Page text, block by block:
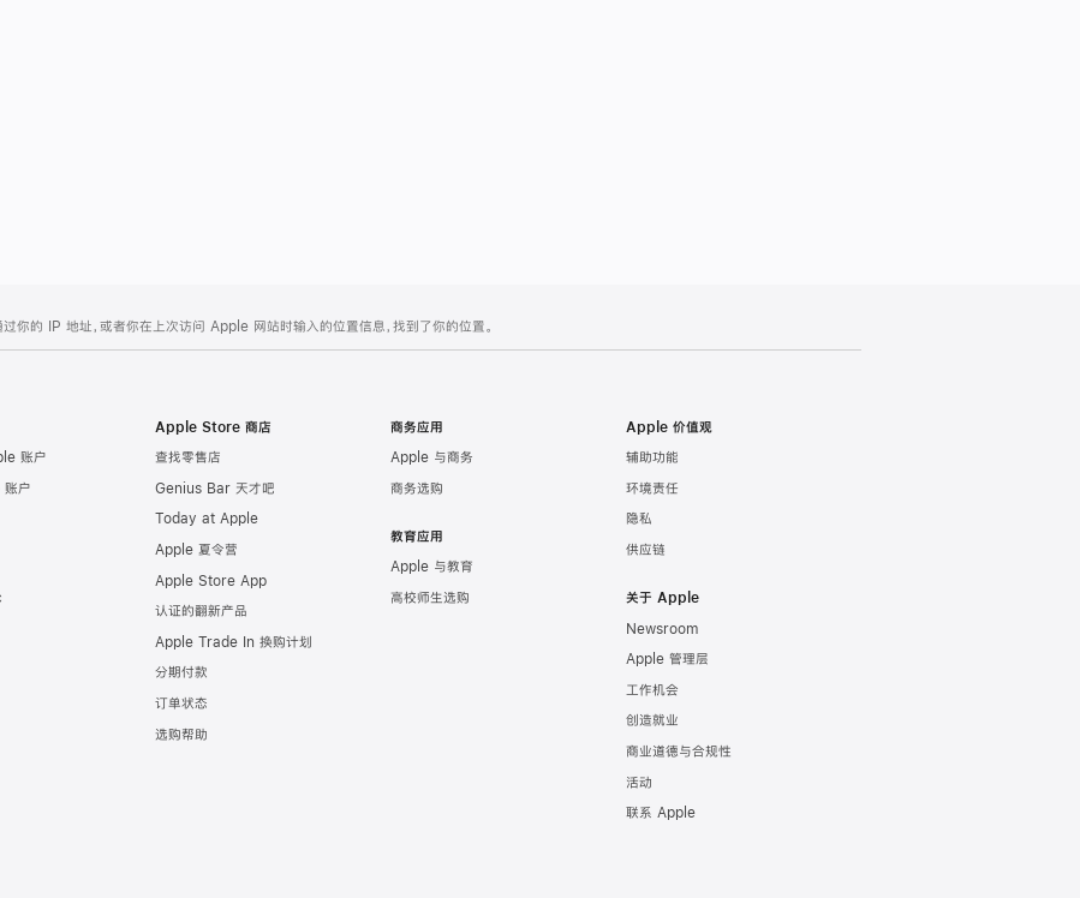
你的 IP 地址，或者你在上次访问 Apple 网站时输入的位置信息，找到了你的位置。
账户
户
Apple Store 商店
查找零售店
Genius Bar 天才吧
Today at Apple
Apple 夏令营
Apple Store App
认证的翻新产品
Apple Trade In 换购计划
分期付款
订单状态
选购帮助
商务应用
Apple 与商务
商务选购
教育应用
Apple 与教育
高校师生选购
Apple 价值观
辅助功能
环境责任
隐私
供应链
关于 Apple
Newsroom
Apple 管理层
工作机会
创造就业
商业道德与合规性
活动
联系 Apple